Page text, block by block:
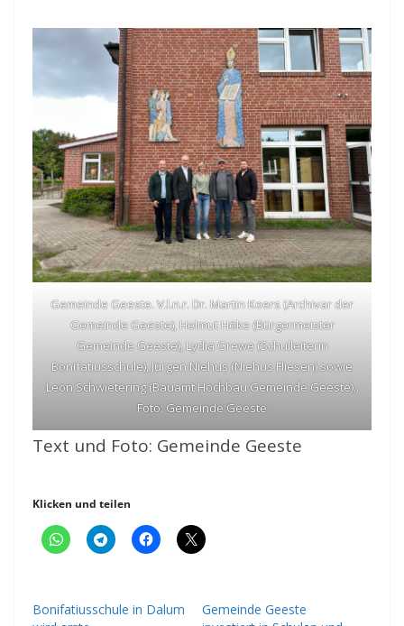
Gemeinde Geeste. V.l.n.r. Dr. Martin Koers (Archivar der
Gemeinde Geeste), Helmut Höke (Bürgermeister
Gemeinde Geeste), Lydia Grewe (Schulleiterin
Bonifatiusschule), Jürgen Niehus (Niehus Fliesen) sowie
Leon Schwietering (Bauamt Hochbau Gemeinde Geeste)..
Foto: Gemeinde Geeste
Text und Foto: Gemeinde Geeste
Klicken und teilen
Bonifatiusschule in Dalum
Gemeinde Geeste